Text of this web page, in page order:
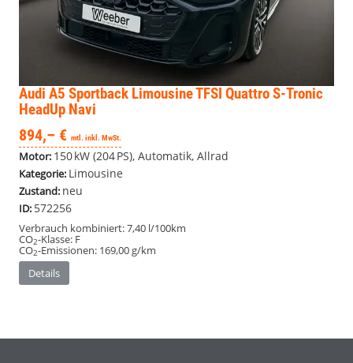
Audi A5 Sportback Limousine TFSI Quattro S-Tronic
HeadUp Navi
894,– € mtl. inkl. MwSt.
Motor: 150 kW (204 PS), Automatik, Allrad
Kategorie: Limousine
Zustand: neu
ID: 572256
Verbrauch kombiniert:7,40 l/100km
CO2-Klasse: F
CO2-Emissionen: 169,00 g/km
Details